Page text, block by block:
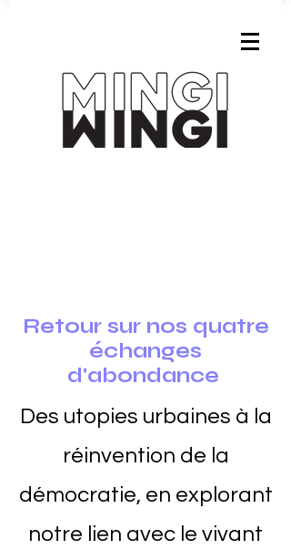
Retour sur nos quatre
échanges
d'abondance
Des utopies urbaines à la
réinvention de la
démocratie, en explorant
notre lien avec le vivant